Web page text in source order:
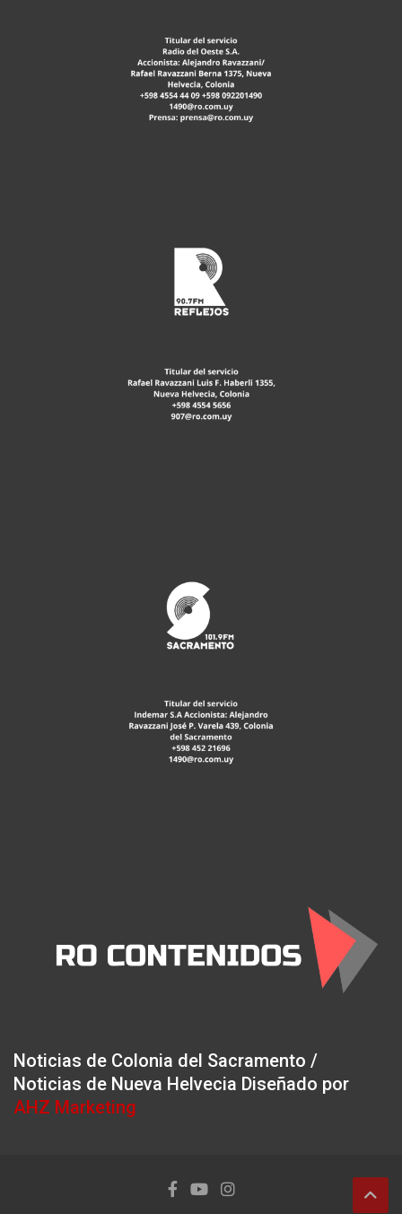
Noticias de Colonia del Sacramento /
Noticias de Nueva Helvecia Diseñado por
AHZ Marketing